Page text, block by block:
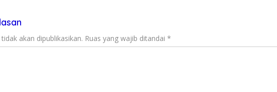
akan dipublikasikan. Ruas yang wajib ditandai *